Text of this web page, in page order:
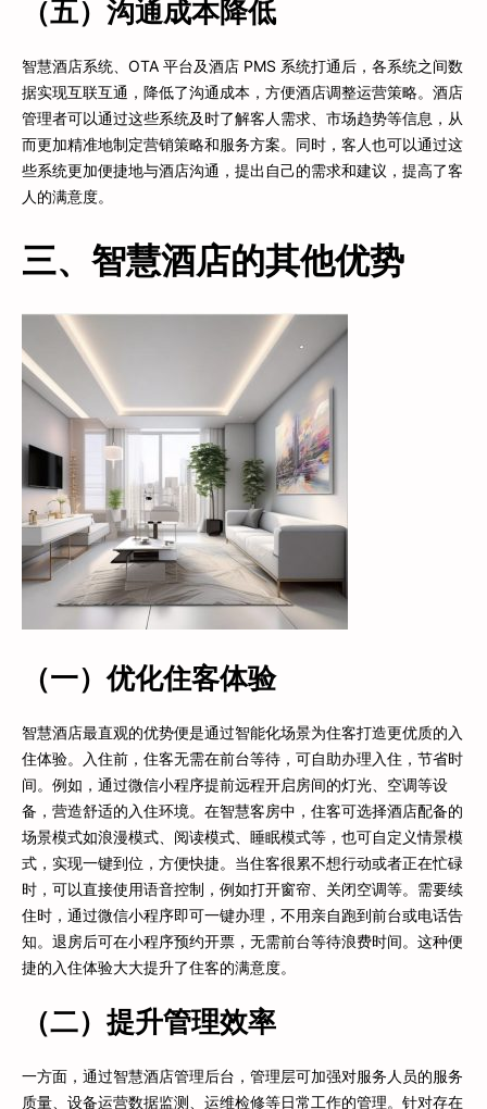
（五）沟通成本降低
智慧酒店系统、OTA 平台及酒店 PMS 系统打通后，各系统之间数
据实现互联互通，降低了沟通成本，方便酒店调整运营策略。酒店
管理者可以通过这些系统及时了解客人需求、市场趋势等信息，从
而更加精准地制定营销策略和服务方案。同时，客人也可以通过这
些系统更加便捷地与酒店沟通，提出自己的需求和建议，提高了客
人的满意度。
三、智慧酒店的其他优势
（一）优化住客体验
智慧酒店最直观的优势便是通过智能化场景为住客打造更优质的入
住体验。入住前，住客无需在前台等待，可自助办理入住，节省时
间。例如，通过微信小程序提前远程开启房间的灯光、空调等设
备，营造舒适的入住环境。在智慧客房中，住客可选择酒店配备的
场景模式如浪漫模式、阅读模式、睡眠模式等，也可自定义情景模
式，实现一键到位，方便快捷。当住客很累不想行动或者正在忙碌
时，可以直接使用语音控制，例如打开窗帘、关闭空调等。需要续
住时，通过微信小程序即可一键办理，不用亲自跑到前台或电话告
知。退房后可在小程序预约开票，无需前台等待浪费时间。这种便
捷的入住体验大大提升了住客的满意度。
（二）提升管理效率
一方面，通过智慧酒店管理后台，管理层可加强对服务人员的服务
质量、设备运营数据监测、运维检修等日常工作的管理。针对存在